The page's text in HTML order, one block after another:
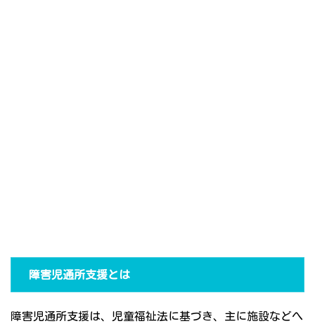
障害児通所支援とは
障害児通所支援は、児童福祉法に基づき、主に施設などへ